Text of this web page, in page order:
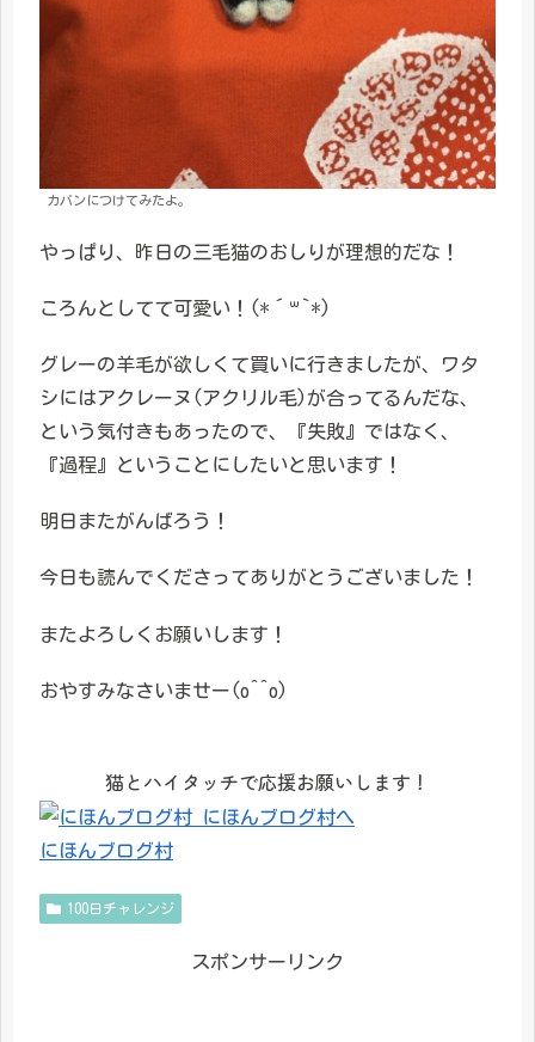
カバンにつけてみたよ。
やっぱり、昨日の三毛猫のおしりが理想的だな！
ころんとしてて可愛い！(*´꒳`*)
グレーの羊毛が欲しくて買いに行きましたが、ワタ
シにはアクレーヌ(アクリル毛)が合ってるんだな、
という気付きもあったので、『失敗』ではなく、
『過程』ということにしたいと思います！
明日またがんばろう！
今日も読んでくださってありがとうございました！
またよろしくお願いします！
おやすみなさいませー(o^^o)
猫とハイタッチで応援お願いします！
にほんブログ村
100日チャレンジ
スポンサーリンク